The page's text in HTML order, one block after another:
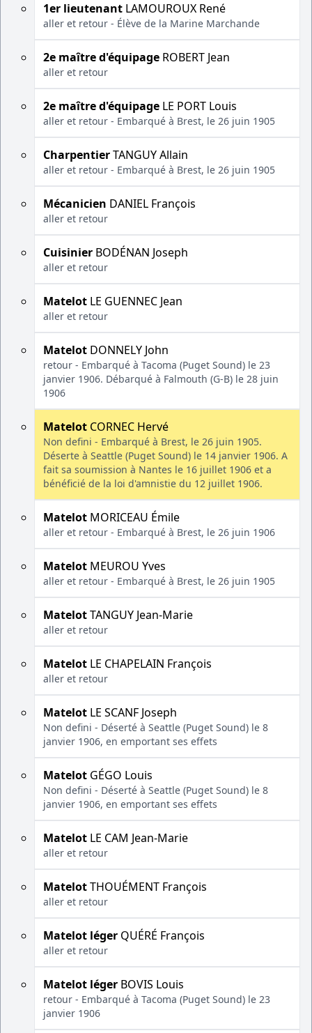
1er lieutenant LAMOUROUX René
aller et retour - Élève de la Marine Marchande
2e maître d'équipage ROBERT Jean
aller et retour
2e maître d'équipage LE PORT Louis
aller et retour - Embarqué à Brest, le 26 juin 1905
CharpentierTANGUY Allain
aller et retour - Embarqué à Brest, le 26 juin 1905
Mécanicien DANIEL François
aller et retour
Cuisinier BODÉNAN Joseph
aller et retour
Matelot LE GUENNEC Jean
aller et retour
Matelot DONNELY John
retour - Embarqué à Tacoma (Puget Sound) le 23
janvier 1906. Débarqué à Falmouth (G-B) le 28 juin
1906
Matelot CORNEC Hervé
Non defini - Embarqué à Brest, le 26 juin 1905.
Déserte à Seattle (Puget Sound) le 14 janvier 1906. A
fait sa soumission à Nantes le 16 juillet 1906 et a
bénéficié de la loi d'amnistie du 12 juillet 1906.
Matelot MORICEAU Émile
aller et retour - Embarqué à Brest, le 26 juin 1906
Matelot MEUROU Yves
aller et retour - Embarqué à Brest, le 26 juin 1905
MatelotTANGUY Jean-Marie
aller et retour
Matelot LE CHAPELAIN François
aller et retour
Matelot LE SCANF Joseph
Non defini - Déserté à Seattle (Puget Sound) le 8
janvier 1906, en emportant ses effets
Matelot GÉGO Louis
Non defini - Déserté à Seattle (Puget Sound) le 8
janvier 1906, en emportant ses effets
Matelot LE CAM Jean-Marie
aller et retour
MatelotTHOUÉMENT François
aller et retour
Matelot léger QUÉRÉ François
aller et retour
Matelot léger BOVIS Louis
retour - Embarqué à Tacoma (Puget Sound) le 23
janvier 1906